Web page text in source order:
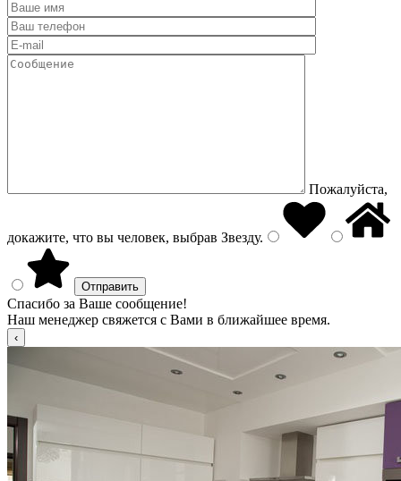
Пожалуйста,
докажите, что вы человек, выбрав Звезду.
Спасибо за Ваше сообщение!
Наш менеджер свяжется с Вами в ближайшее время.